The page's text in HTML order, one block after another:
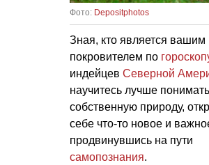
Фото: Depositphotos
Зная, кто является вашим
покровителем по
индейцев Северной
научитесь лучше понимать
собственную природу,
себе что-то новое и
продвинувшись на пути
самопознания.